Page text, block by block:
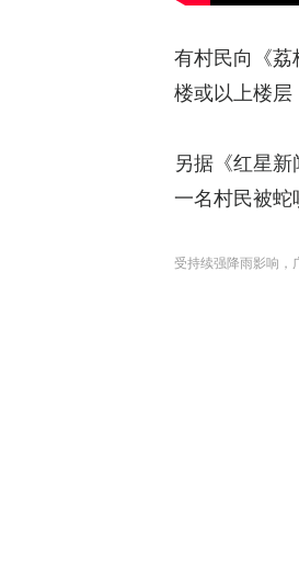
有村民向《荔
楼或以上楼层
另据《红星
一名村民被蛇
受持续强降雨影响，